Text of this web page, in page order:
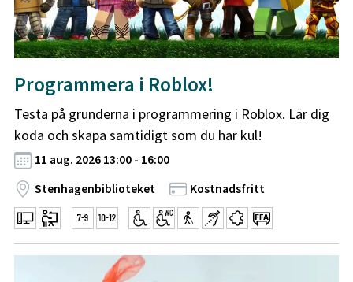
Programmera i Roblox!
Testa på grunderna i programmering i Roblox. Lär dig
koda och skapa samtidigt som du har kul!
11 aug. 2026 13:00 - 16:00
Stenhagenbiblioteket
Kostnadsfritt